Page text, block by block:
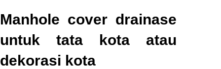
Manhole cover drainase
untuk tata kota atau
dekorasi kota